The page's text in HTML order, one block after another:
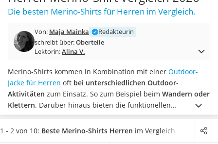
Polarisierte Sonnenbrille
Hausschuhe Herren
Suunto-Uhr
Überzieh-Sonnenbrille
Sneaker Herren
Geldbörse Herren
Knirps-Regenschirm
Periodenunterwäsche
RFID-Schutzkarte
Motorradbrillen
Die besten Merino-Shirts für Herren im Vergleich.
Von: Maja Mainka
Redakteurin
schreibt über:Oberteile
Lektorin:Alina V.
Merino-Shirts kommen in Kombination mit einer Outdoor-
Jacke für Herren oft bei unterschiedlichen Outdoor-
Aktivitäten zum Einsatz. So zum Beispiel beim Wandern oder
Klettern. Darüber hinaus bieten die funktionellen
Eigenschaften der aus Merinowolle gefertigten
Kleidungstücke aberauch im Alltag, beim Sport oder
1 - 2 von 10: Beste Merino-Shirts Herren im Vergleich